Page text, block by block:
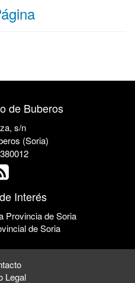
de Buberos
s/n
(Soria)
Interés
Provincia de Soria
de Soria
Legal